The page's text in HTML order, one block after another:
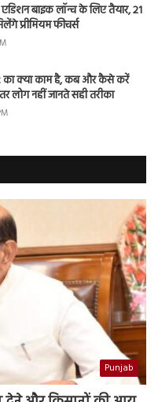
बाइक लॉन्च के लिए तैयार, 21
प्रीमियम फीचर्स
का क्या काम है, कब और कैसे करें
लोग नहीं जानते सही तरीका
Punjab